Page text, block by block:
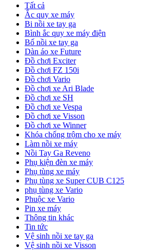
Tất cả
Ắc quy xe máy
Bi nồi xe tay ga
Bình ắc quy xe máy điện
Bố nồi xe tay ga
Dàn áo xe Future
Đồ chơi Exciter
Đồ chơi FZ 150i
Đồ chơi Vario
Đồ chơi xe Ari Blade
Đồ chơi xe SH
Đồ chơi xe Vespa
Đồ chơi xe Visson
Đồ chơi xe Winner
Khóa chống trộm cho xe máy
Làm nồi xe máy
Nồi Tay Ga Reveno
Phụ kiện đèn xe máy
Phụ tùng xe máy
Phụ tùng xe Super CUB C125
phụ tùng xe Vario
Phuộc xe Vario
Pin xe máy
Thông tin khác
Tin tức
Vệ sinh nồi xe tay ga
Vệ sinh nồi xe Visson